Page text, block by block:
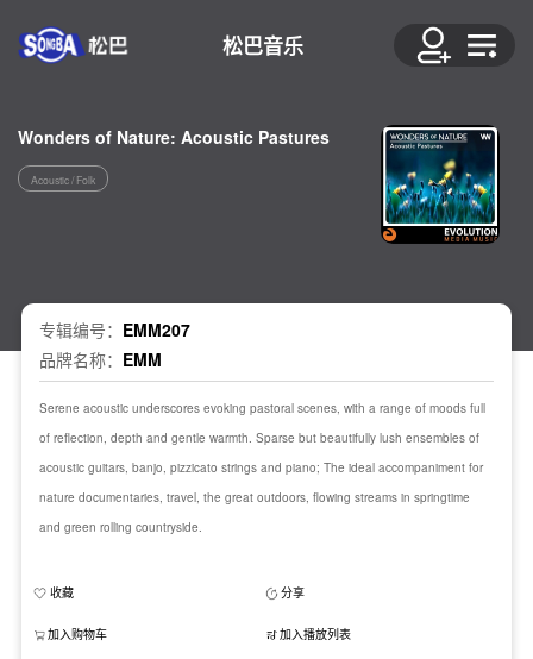
松巴音乐
Wonders of Nature: Acoustic Pastures
Acoustic / Folk
专辑编号： EMM207
品牌名称： EMM
Serene acoustic underscores evoking pastoral scenes, with a range of moods full
of reflection, depth and gentle warmth. Sparse but beautifully lush ensembles of
acoustic guitars, banjo, pizzicato strings and piano; The ideal accompaniment for
nature documentaries, travel, the great outdoors, flowing streams in springtime
and green rolling countryside.
收藏 分享
加入购物车 加入播放列表